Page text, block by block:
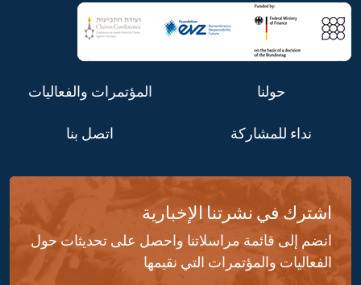
حولنا المؤتمرات والفعاليات
نداء للمشاركة اتصل بنا
اشترك في نشرتنا الإخبارية
انضم إلى قائمة مراسلاتنا واحصل على تحديثات حول
الفعاليات والمؤتمرات التي نقيمها